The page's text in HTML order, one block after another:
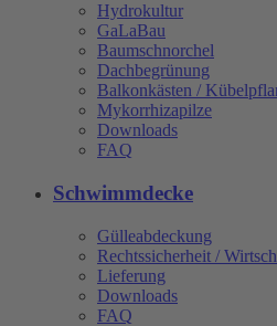
Hydrokultur
GaLaBau
Baumschnorchel
Dachbegrünung
Balkonkästen /
Mykorrhizapilze
Downloads
FAQ
Schwimmdecke
Gülleabdeckung
Rechtssicherheit /
Lieferung
Downloads
FAQ